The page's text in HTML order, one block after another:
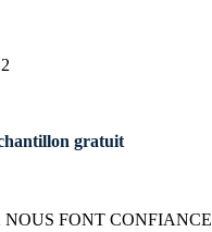
gratuit
FONT CONFIANCE